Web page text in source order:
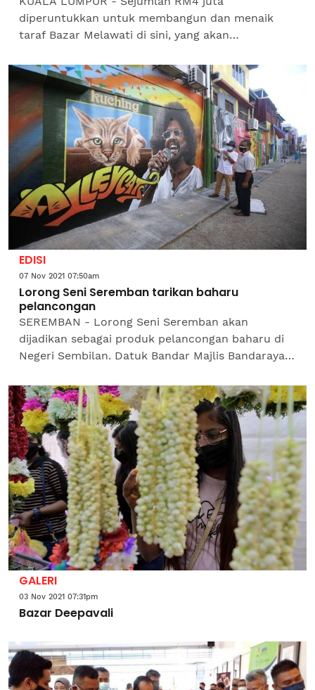
diperuntukkan untuk membangun dan menaik
taraf Bazar Melawati di sini, yang akan
gus memberi keselesaan kepada...
EDISI
07 Nov 2021 07:50am
Lorong Seni Seremban tarikan baharu
pelancongan
SEREMBAN - Lorong Seni Seremban akan
dijadikan sebagai produk pelancongan baharu di
Negeri Sembilan. Datuk Bandar Majlis Bandaraya
terdapat lebih 30...
GALERI
03 Nov 2021 07:31pm
Bazar Deepavali